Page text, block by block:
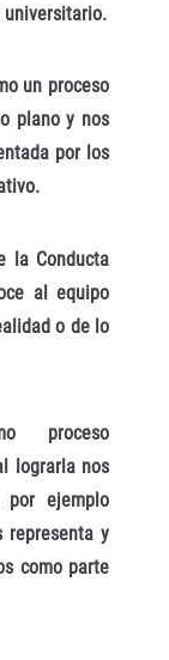
universitario.
un proceso
plano y nos
por los
la Conducta
al equipo
o de lo
proceso
lograrla nos
por ejemplo
representa y
como parte